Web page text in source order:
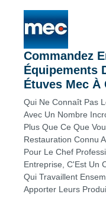
Commandez
Équipements
Étuves Mec À
Qui Ne Connaît Pas
Avec Un Nombre
Plus Que Ce Que
Restauration Connu
Pour Le Chef
Entreprise, C'Est Un
Qui Travaillent
Apporter Leurs